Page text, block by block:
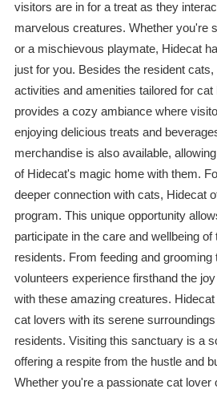
visitors are in for a treat as they
marvelous creatures. Whether you're
or a mischievous playmate, Hidecat
just for you. Besides the resident
activities and amenities tailored for
provides a cozy ambiance where
enjoying delicious treats and
merchandise is also available,
of Hidecat's magic home with them.
deeper connection with cats, Hidecat
program. This unique opportunity
participate in the care and wellbeing
residents. From feeding and grooming
volunteers experience firsthand the
with these amazing creatures.
cat lovers with its serene
residents. Visiting this sanctuary is a
offering a respite from the hustle and
Whether you're a passionate cat lover